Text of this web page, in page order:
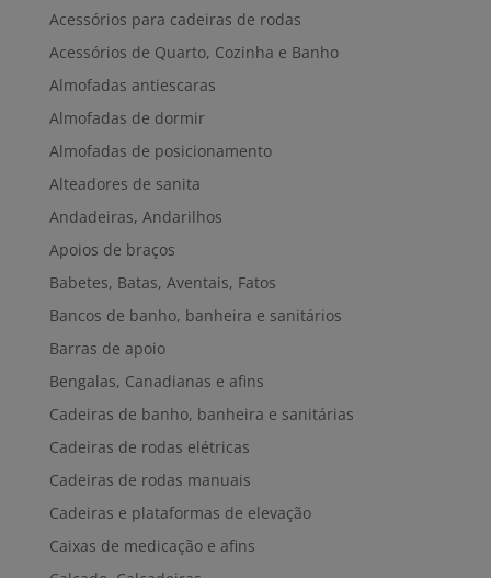
Acessórios para cadeiras de rodas
Acessórios de Quarto, Cozinha e Banho
Almofadas antiescaras
Almofadas de dormir
Almofadas de posicionamento
Alteadores de sanita
Andadeiras, Andarilhos
Apoios de braços
Babetes, Batas, Aventais, Fatos
Bancos de banho, banheira e sanitários
Barras de apoio
Bengalas, Canadianas e afins
Cadeiras de banho, banheira e sanitárias
Cadeiras de rodas elétricas
Cadeiras de rodas manuais
Cadeiras e plataformas de elevação
Caixas de medicação e afins